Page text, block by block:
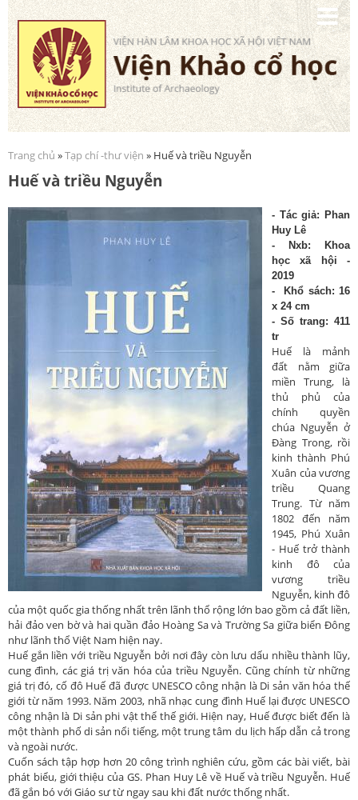
Nhảy
đến
nội
dung
Bạn đang ở đây
Trang chủ »Tạp chí -thư viện » Huế và triều Nguyễn
Huế và triều Nguyễn
- Tác giả: Phan
Huy Lê
- Nxb: Khoa
học xã hội -
2019
- Khổ sách: 16
x 24 cm
- Số trang: 411
tr
Huế là mảnh
đất nằm giữa
miền Trung, là
thủ phủ của
chính quyền
chúa Nguyễn ở
Đàng Trong, rồi
kinh thành Phú
Xuân của vương
triều Quang
Trung. Từ năm
1802 đến năm
1945, Phú Xuân
- Huế trở thành
kinh đô của
vương triều
Nguyễn, kinh đô
của một quốc gia thống nhất trên lãnh thổ rộng lớn bao gồm cả đất liền,
hải đảo ven bờ và hai quần đảo Hoàng Sa và Trường Sa giữa biển Đông
như lãnh thổ Việt Nam hiện nay.
Huế gắn liền với triều Nguyễn bởi nơi đây còn lưu dấu nhiều thành lũy,
cung đình, các giá trị văn hóa của triều Nguyễn. Cũng chính từ những
giá trị đó, cố đô Huế đã được UNESCO công nhận là Di sản văn hóa thế
giới từ năm 1993. Năm 2003, nhã nhạc cung đình Huế lại được UNESCO
công nhận là Di sản phi vật thể thế giới. Hiện nay, Huế được biết đến là
một thành phố di sản nổi tiếng, một trung tâm du lịch hấp dẫn cả trong
và ngoài nước.
Cuốn sách tập hợp hơn 20 công trình nghiên cứu, gồm các bài viết, bài
phát biểu, giới thiệu của GS. Phan Huy Lê về Huế và triều Nguyễn. Huế
đã gắn bó với Giáo sư từ ngay sau khi đất nước thống nhất.